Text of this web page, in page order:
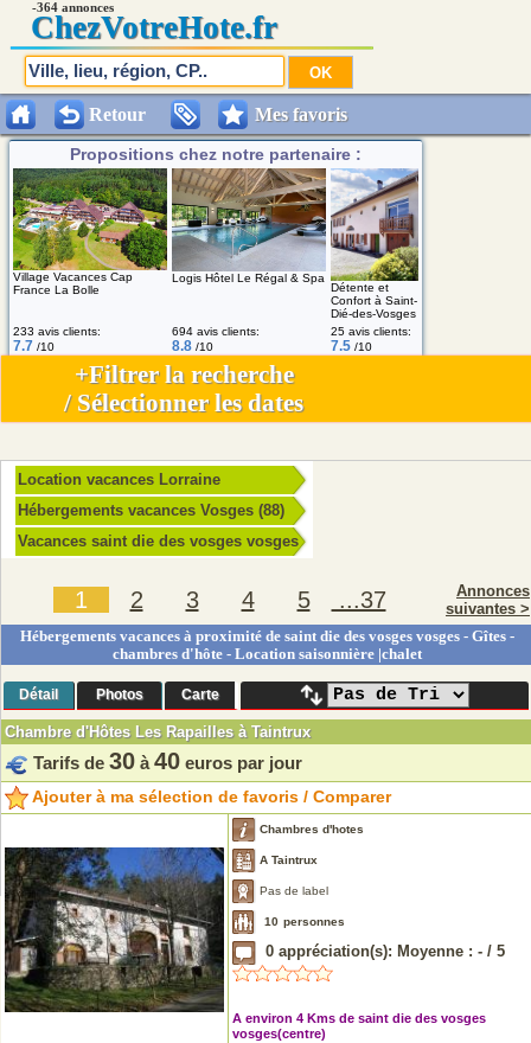
Propositions chez notre partenaire :
Village Vacances Cap
France La Bolle
Logis Hôtel Le Régal & Spa
Détente et
Confort à Saint-
Dié-des-Vosges
233 avis clients:
7.7 /10
694 avis clients:
8.8 /10
25 avis clients:
7.5 /10
Retour Mes favoris
-364 annonces
ChezVotreHote.fr
Location vacances Lorraine
Hébergements vacances Vosges (88)
Vacances saint die des vosges vosges
1 2 3 4 5 ...37
Annonces
suivantes >
Hébergements vacances à proximité de saint die des vosges vosges - Gîtes -
chambres d'hôte - Location saisonnière |chalet
Détail Photos Carte
Chambre d'Hôtes Les Rapailles à Taintrux
Tarifs de 30 à 40 euros par jour
Ajouter à ma sélection de favoris / Comparer
Chambres d'hotes
A Taintrux
Pas de label
10 personnes
0 appréciation(s): Moyenne : - / 5
A environ 4 Kms de saint die des vosges
vosges(centre)
+Filtrer la recherche
/ Sélectionner les dates